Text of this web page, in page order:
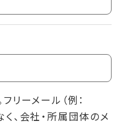
リーメール（例：
、会社・所属団体のメ